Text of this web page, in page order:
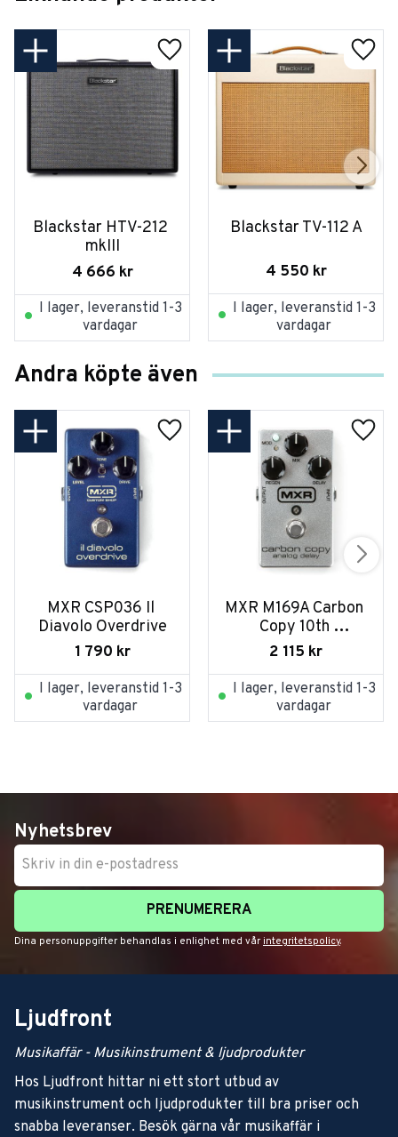
Blackstar HTV-212
mkIII
4 666 kr
I lager, leveranstid 1-3
vardagar
Blackstar TV-112 A
4 550 kr
I lager, leveranstid 1-3
vardagar
Andra köpte även
MXR CSP036 Il
Diavolo Overdrive
1 790 kr
I lager, leveranstid 1-3
vardagar
MXR M169A Carbon
Copy 10th
anniversary Silver
2 115 kr
I lager, leveranstid 1-3
vardagar
Nyhetsbrev
PRENUMERERA
Dina personuppgifter behandlas i enlighet med vår integritetspolicy.
Ljudfront
Musikaffär - Musikinstrument & ljudprodukter
Hos Ljudfront hittar ni ett stort utbud av
musikinstrument och ljudprodukter till bra priser och
snabba leveranser. Besök gärna vår musikaffär i